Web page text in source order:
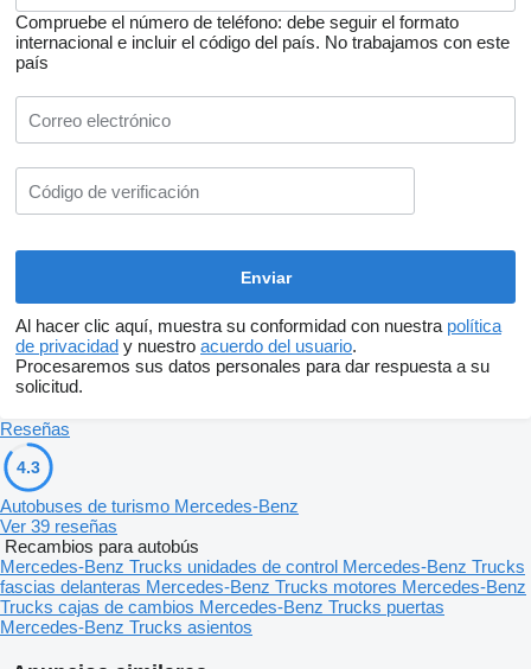
Compruebe el número de teléfono: debe seguir el formato
internacional e incluir el código del país. No trabajamos con este
país
Al hacer clic aquí, muestra su conformidad con nuestra política
de privacidad y nuestro acuerdo del usuario.
Procesaremos sus datos personales para dar respuesta a su
solicitud.
Reseñas
4.3
Autobuses de turismo Mercedes-Benz
Ver 39 reseñas
Recambios para autobús
Mercedes-Benz Trucks unidades de control Mercedes-Benz Trucks
fascias delanteras Mercedes-Benz Trucks motores Mercedes-Benz
Trucks cajas de cambios Mercedes-Benz Trucks puertas
Mercedes-Benz Trucks asientos